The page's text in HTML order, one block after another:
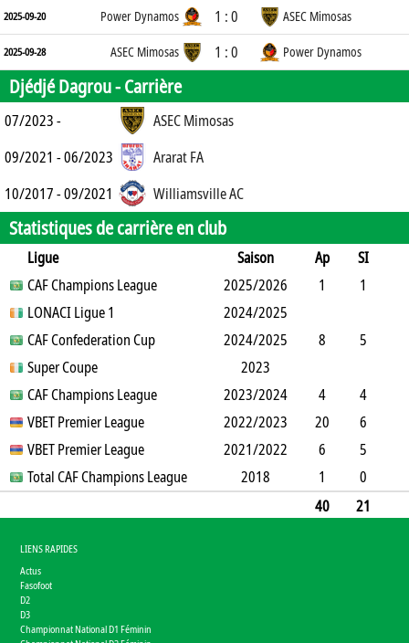
2025-09-20 Power Dynamos 1 : 0 ASEC Mimosas
2025-09-28 ASEC Mimosas 1 : 0 Power Dynamos
Djédjé Dagrou -Carrière
07/2023 -
ASEC Mimosas
09/2021 - 06/2023
Ararat FA
10/2017 - 09/2021
Williamsville AC
Statistiques de carrière en club
Ligue Saison Ap
SI
SO
B B A 2J CR Min
CAF Champions League 2025/2026 1
1
0
2 0 0 0
LONACI Ligue 1
2024/2025
5
CAF Confederation Cup 2024/2025 8
5
2
5 0
Super Coupe
2023
1
CAF Champions League 2023/2024 4
4
0
6 0 0 0 77
VBET Premier League 2022/2023 20
6
11
20 1 0 0 1166
VBET Premier League 2021/2022 6
5
1
16 0 1 0 173
Total CAF Champions League 2018 1
0
90
40
21
LIENS RAPIDES
Actus
Fasofoot
D2
D3
Championnat National D1 Féminin